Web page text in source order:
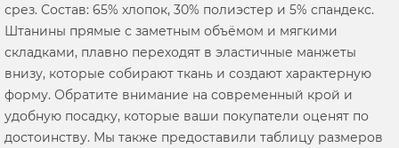
срез. Состав: 65% хлопок, 30% полиэстер и 5% спандекс.
Штанины прямые с заметным объёмом и мягкими
складками, плавно переходят в эластичные манжеты
внизу, которые собирают ткань и создают характерную
форму. Обратите внимание на современный крой и
удобную посадку, которые ваши покупатели оценят по
достоинству. Мы также предоставили таблицу размеров